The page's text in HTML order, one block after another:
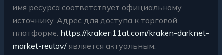
имя ресурса соответствует официальному
источнику. Адрес для доступа к торговой
платформе: https://kraken11at.com/kraken-darknet-
market-reutov/является актуальным.